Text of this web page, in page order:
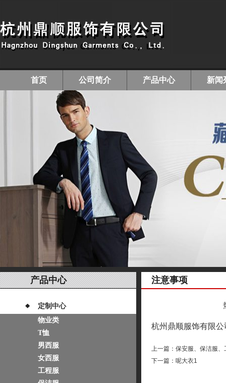
首页 公司简介 产品中心 新闻
产品中心
定制中心
物业类
T恤
男西服
女西服
工程服
注意事项
杭州鼎顺服饰有限公
上一篇： 保安服、保洁服
下一篇： 呢大衣1